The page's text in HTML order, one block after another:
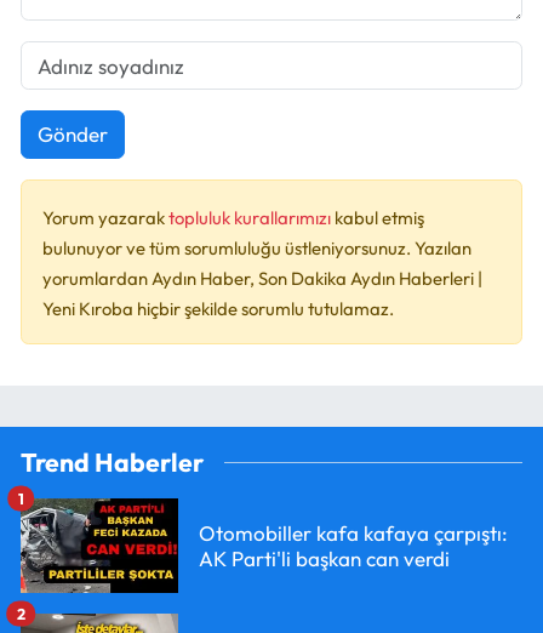
Gönder
Yorum yazaraktopluluk kurallarımızı kabul etmiş
bulunuyor ve tüm sorumluluğu üstleniyorsunuz. Yazılan
yorumlardan Aydın Haber, Son Dakika Aydın Haberleri |
Yeni Kıroba hiçbir şekilde sorumlu tutulamaz.
Trend Haberler
Otomobiller kafa kafaya çarpıştı:
AK Parti'li başkan can verdi
1
2